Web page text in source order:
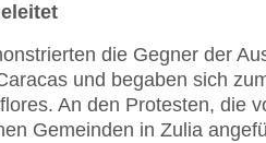
die Gegner der
und begaben sich
An den Protesten, die
Gemeinden in Zulia